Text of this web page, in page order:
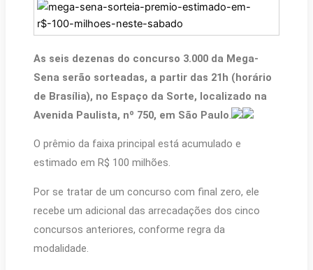
As seis dezenas do concurso 3.000 da Mega-
Sena serão sorteadas, a partir das 21h (horário
de Brasília), no Espaço da Sorte, localizado na
Avenida Paulista, nº 750, em São Paulo.
O prêmio da faixa principal está acumulado e
estimado em R$ 100 milhões.
Por se tratar de um concurso com final zero, ele
recebe um adicional das arrecadações dos cinco
concursos anteriores, conforme regra da
modalidade.